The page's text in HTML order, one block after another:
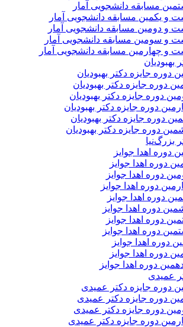
مسابقه دانشجویی آمار
و یکمین مسابقه دانشجویی آمار
و دومین مسابقه دانشجویی آمار
و سومین مسابقه دانشجویی آمار
و چهارمین مسابقه دانشجویی آمار
بهبودیان
دوره جایزه دکتر بهبودیان
دوره جایزه دکتر بهبودیان
دوره جایزه دکتر بهبودیان
دوره جایزه دکتر بهبودیان
دوره جایزه دکتر بهبودیان
دوره جایزه دکتر بهبودیان
بزرگ‌نیا
دوره اهدا جوایز
دوره اهدا جوایز
دوره اهدا جوایز
دوره اهدا جوایز
دوره اهدا جوایز
دوره اهدا جوایز
دوره اهدا جوایز
دوره اهدا جوایز
دوره اهدا جوایز
دوره اهدا جوایز
دوره اهدا جوایز
عمیدی
دوره جایزه دکتر عمیدی
دوره جایزه دکتر عمیدی
دوره جایزه دکتر عمیدی
دوره جایزه دکتر عمیدی